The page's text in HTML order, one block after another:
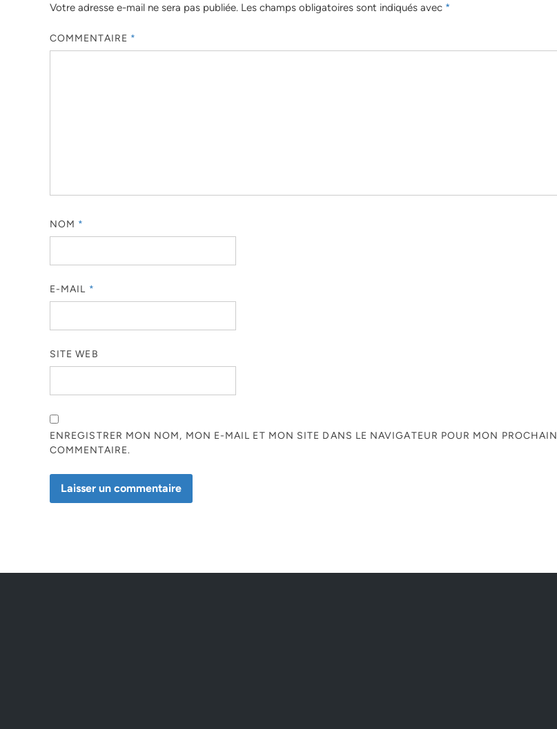
Votre adresse e-mail ne sera pas publiée. Les champs obligatoires sont indiqués avec *
COMMENTAIRE *
NOM *
E-MAIL *
SITE WEB
ENREGISTRER MON NOM, MON E-MAIL ET MON SITE DANS LE NAVIGATEUR POUR MON PROCHAIN
COMMENTAIRE.